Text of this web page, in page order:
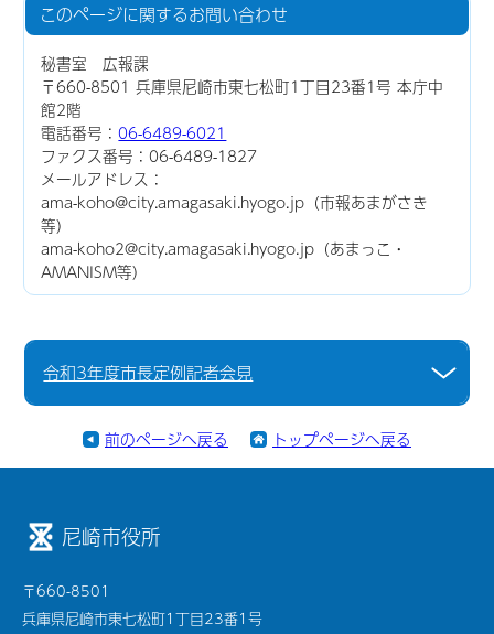
このページに関するお問い合わせ
秘書室 広報課
〒660-8501 兵庫県尼崎市東七松町1丁目23番1号 本庁中
館2階
電話番号：06-6489-6021
ファクス番号：06-6489-1827
メールアドレス：
ama-koho@city.amagasaki.hyogo.jp（市報あまがさき
等）
ama-koho2@city.amagasaki.hyogo.jp（あまっこ・
AMANISM等）
令和3年度市長定例記者会見
前のページへ戻る トップページへ戻る
尼崎市役所
〒660-8501
兵庫県尼崎市東七松町1丁目23番1号